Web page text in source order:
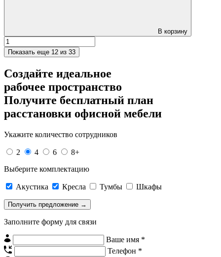
В корзину
Показать еще 12 из 33
Создайте идеальное
рабочее пространство
Получите бесплатный план
расстановки офисной мебели
Укажите количество сотрудников
2 4 6
8+
Выберите комплектацию
Акустика Кресла Тумбы Шкафы
Заполните форму для связи
Ваше имя *
Телефон *